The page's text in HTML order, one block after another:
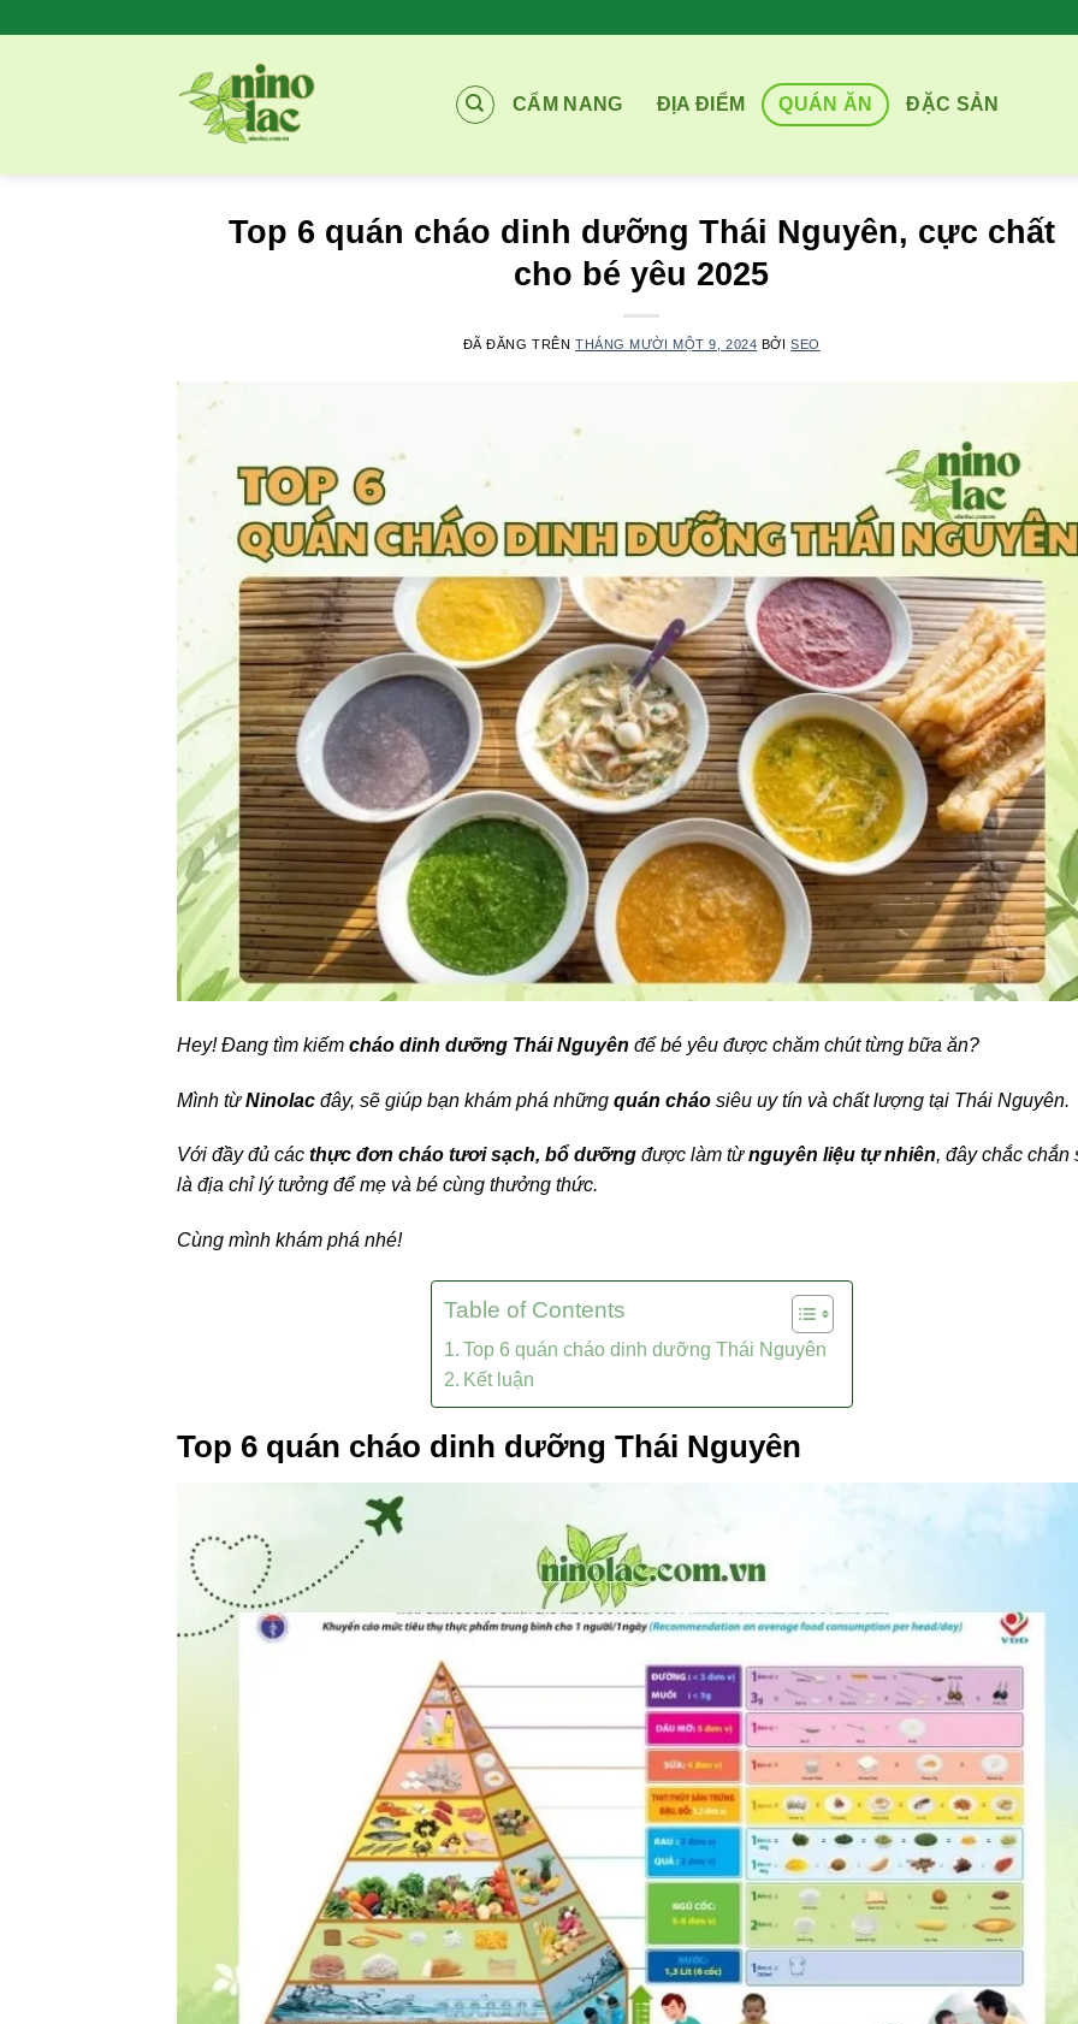
CẨM NANG ĐỊA ĐIỂM QUÁN ĂN ĐẶC SẢN
Top 6 quán cháo dinh dưỡng Thái Nguyên, cực chất
cho bé yêu 2025
ĐÃ ĐĂNG TRÊN THÁNG MƯỜI MỘT 9, 2024 BỞISEO
Hey! Đang tìm kiếm cháo dinh dưỡng Thái Nguyên để bé yêu được chăm chút từng bữa ăn?
Mình từNinolac đây, sẽ giúp bạn khám phá những quán cháo siêu uy tín và chất lượng tại Thái Nguyên.
Với đầy đủ các thực đơn cháo tươi sạch, bổ dưỡng được làm từnguyên liệu tự nhiên, đây chắc chắn
là địa chỉ lý tưởng để mẹ và bé cùng thưởng thức.
Cùng mình khám phá nhé!
Table of Contents
Top 6 quán cháo dinh dưỡng Thái Nguyên
Kết luận
Top 6 quán cháo dinh dưỡng Thái Nguyên